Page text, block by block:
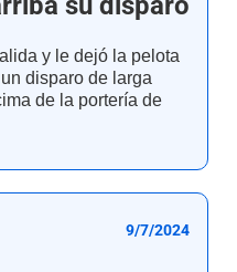
y le dejó la pelota
disparo de larga
de la portería de
9/7/2024